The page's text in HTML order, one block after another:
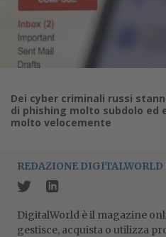
Dei cyber criminali russi
di phishing molto subdolo ed
molto velocemente
REDAZIONE
DigitalWorld è il magazine
gestisce, acquista o utilizza